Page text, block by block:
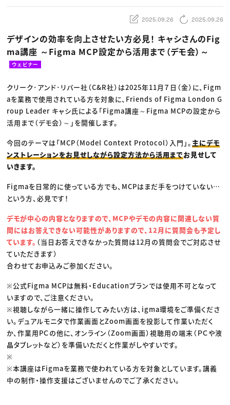
ディレクション
ゲームクリエイター
クリエイターインタビュー
C＆R Magazine
ニュース・トレンド トップ
Web
映像
ゲーム・エンタメ
広告
CREATIVE VILLAGEからのお知らせ
プロフェッショナル×つながる×メディア
2025.09.26 2025.09.26
デザインの効率を向上させたい方必見！ キャシさんのFig
ma講座 ～Figma MCP設定から活用まで（デモ会）～
ウェビナー
クリーク･アンド･リバー社（C&R社）は2025年11月７日（金）に、Figm
aを業務で使用されている方を対象に、Friends of Figma London G
roup Leader キャシ氏による「Figma講座～Figma MCPの設定から
活用まで（デモ会）～」を開催します。
今回のテーマは「MCP（Model Context Protocol）入門」。 主にデモ
ンストレーションをお見せしながら設定方法から活用までお見せして
いきます。
Figmaを日常的に使っている方でも、MCPはまだ手をつけていない…
という方、必見です！
デモが中心の内容となりますので、MCPやデモの内容に関連しない質
問にはお答えできない可能性がありますので、12月に質問会も予定し
ています。 （当日お答えできなかった質問は12月の質問会でご対応させ
ていただきます）
合わせてお申込みご参加ください。
※公式Figma MCPは無料・Educationプランでは使用不可となって
いますので、ご注意ください。
※視聴しながら一緒に操作してみたい方は、igma環境をご準備くださ
い。デュアルモニタで作業画面とZoom画面を投影して作業いただく
か、作業用PＣの他に、オンライン（Zoom画面）視聴用の端末（ＰＣや液
晶タブレットなど）を準備いただくと作業がしやすいです。
※
※本講座はFigmaを業務で使われている方を対象としています。講義
中の制作・操作支援はございませんのでご了承ください。